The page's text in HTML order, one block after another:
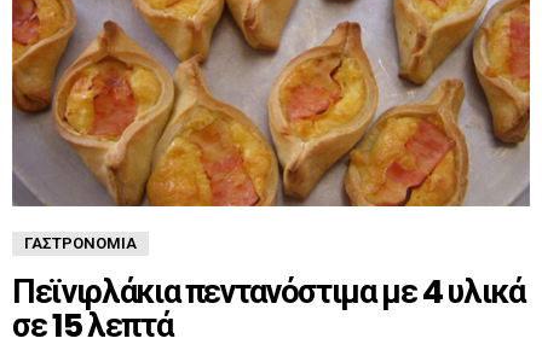
ΓΑΣΤΡΟΝΟΜΊΑ
Πεϊνιρλάκια πεντανόστιμα με 4 υλικά
σε 15 λεπτά